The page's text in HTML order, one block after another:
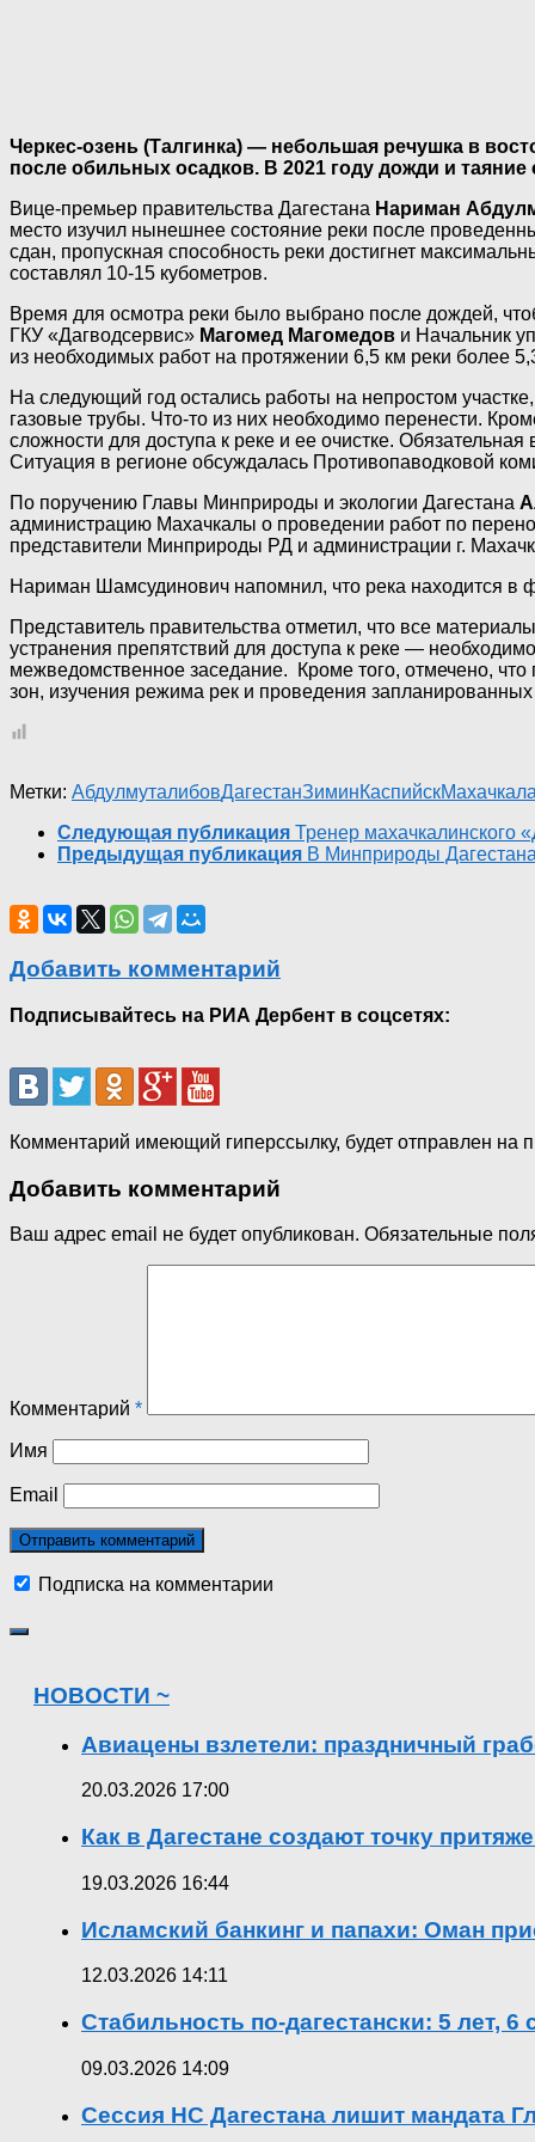
Черкес-озень (Талгинка) — небольшая речушка в
после обильных осадков. В 2021 году дожди и
Вице-премьер правительства Дагестана Нариман
место изучил нынешнее состояние реки после
сдан, пропускная способность реки достигнет
составлял 10-15 кубометров.
Время для осмотра реки было выбрано после дождей,
ГКУ «Дагводсервис» Магомед Магомедов и Начальник
из необходимых работ на протяжении 6,5 км реки более
На следующий год остались работы на непростом
газовые трубы. Что-то из них необходимо перенести.
сложности для доступа к реке и ее очистке.
Ситуация в регионе обсуждалась Противопаводковой
По поручению Главы Минприроды и экологии Дагестана
администрацию Махачкалы о проведении работ по
представители Минприроды РД и администрации г.
Нариман Шамсудинович напомнил, что река находится в
Представитель правительства отметил, что все
устранения препятствий для доступа к реке —
межведомственное заседание. Кроме того, отмечено,
зон, изучения режима рек и проведения запланированных
Метки: АбдулмуталибовДагестанЗиминКаспийск
Следующая публикация Тренер махачкалинского
Предыдущая публикация В Минприроды
Добавить комментарий
Подписывайтесь на РИА Дербент в соцсетях:
Комментарий имеющий гиперссылку, будет отправлен на
Добавить комментарий
Ваш адрес email не будет опубликован. Обязательные
Комментарий *
Имя
Email
Подписка на комментарии
НОВОСТИ ~
Авиацены взлетели: праздничный
20.03.2026 17:00
Как в Дагестане создают точку
19.03.2026 16:44
Исламский банкинг и папахи: Оман
12.03.2026 14:11
Стабильность по-дагестански: 5 лет,
09.03.2026 14:09
Сессия НС Дагестана лишит мандата